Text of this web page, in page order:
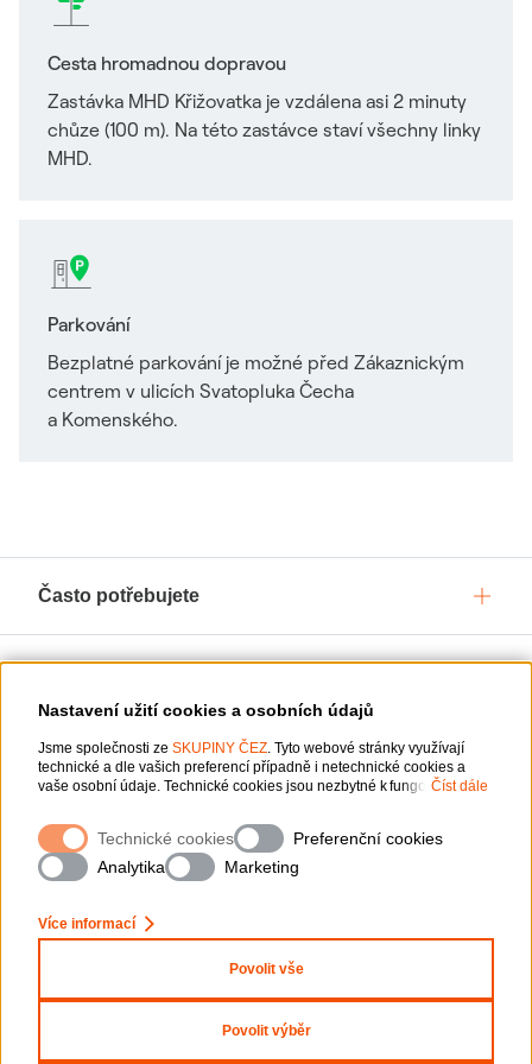
Nastavení užití cookies a osobních údajů
Jsme společnosti ze SKUPINY ČEZ. Tyto webové stránky využívají
technické a dle vašich preferencí případně i netechnické cookies a
vaše osobní údaje. Technické cookies jsou nezbytné k fungování
webové stránky vašim preferencím, k personalizaci reklam a analytice.
Pro sběr a zpracování netechnických cookies a vašich osobních údajů
nám můžete udělit souhlas. Bližší informace o vašich právech,
zpracování osobních údajů, včetně možnosti odvolání udělených
Číst dále
Technické cookies
Preferenční cookies
Analytika
Marketing
Více informací
Povolit vše
Povolit výběr
Cesta hromadnou dopravou
Zastávka MHD Křižovatka je vzdálena asi 2 minuty
chůze (100 m). Na této zastávce staví všechny linky
MHD.
Parkování
Bezplatné parkování je možné před Zákaznickým
centrem v ulicích Svatopluka Čecha
a Komenského.
Často potřebujete
O ČEZ, a. s.
Podpora
Mapa stránek
Nastavení cookies